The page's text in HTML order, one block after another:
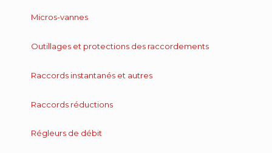
Micros-vannes
Outillages et protections des raccordements
Raccords instantanés et autres
Raccords réductions
Régleurs de débit